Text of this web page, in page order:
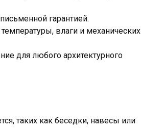
гарантией.
влаги и механических
для любого архитектурного
таких как беседки, навесы или